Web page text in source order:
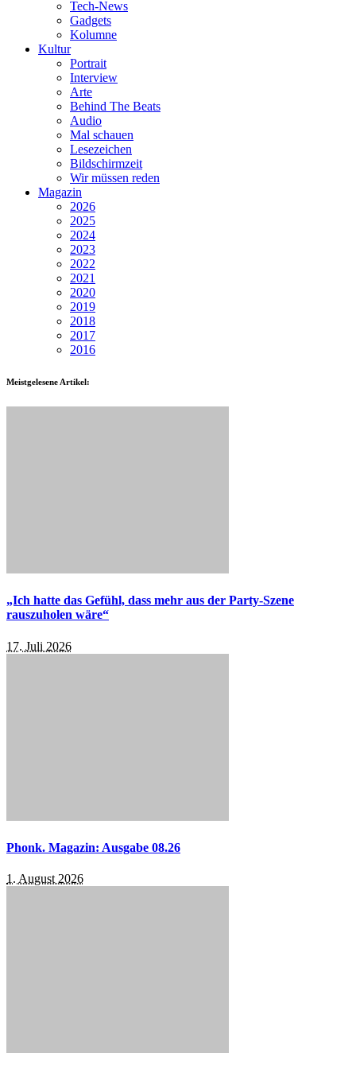
Tech-News
Gadgets
Kolumne
Kultur
Portrait
Interview
Arte
Behind The Beats
Audio
Mal schauen
Lesezeichen
Bildschirmzeit
Wir müssen reden
Magazin
2026
2025
2024
2023
2022
2021
2020
2019
2018
2017
2016
Meistgelesene Artikel:
„Ich hatte das Gefühl, dass mehr aus der Party-Szene
rauszuholen wäre“
17. Juli 2026
Phonk. Magazin: Ausgabe 08.26
1. August 2026